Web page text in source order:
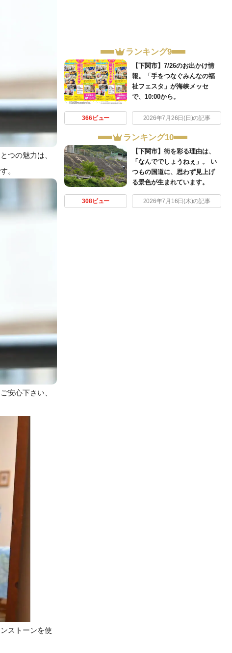
つの魅力は、
。
安心下さい、
ストーンを使
ランキング9
【下関市】7/26のお出かけ情
報。「手をつなぐみんなの福
祉フェスタ」が海峡メッセ
で、10:00から。
366ビュー 2026年7月26日(日)の記事
ランキング10
【下関市】街を彩る理由は、
「なんででしょうねぇ」。 い
つもの国道に、思わず見上げ
る景色が生まれています。
308ビュー 2026年7月16日(木)の記事